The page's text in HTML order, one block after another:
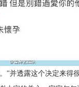
”并透露这个决定来得